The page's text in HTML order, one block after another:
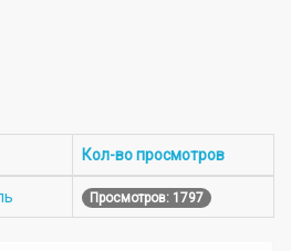
Кол-во просмотров
Просмотров: 1797